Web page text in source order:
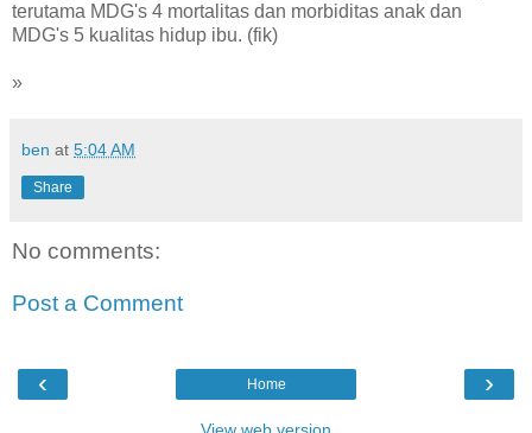
terutama MDG's 4 mortalitas dan morbiditas anak dan
MDG's 5 kualitas hidup ibu. (fik)
»
ben at 5:04 AM
Share
No comments:
Post a Comment
‹ ›
Home